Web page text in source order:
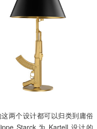
两个设计都可以归类到庸俗